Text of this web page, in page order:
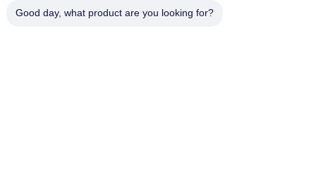
Good day, what product are you looking for?